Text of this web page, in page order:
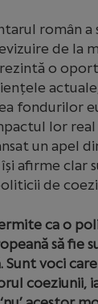
român a
de la
o
fondurilor
lor
un apel
își afirme clar
de
ca o
să fie
Sunt voci
coeziunii,